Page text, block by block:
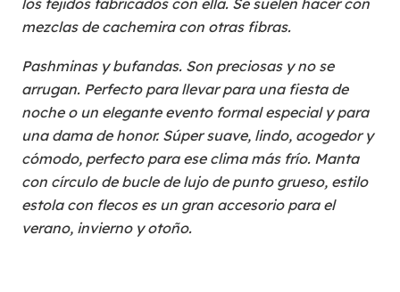
los tejidos fabricados con ella. Se suelen hacer con
mezclas de cachemira con otras fibras.
Pashminas y bufandas. Son preciosas y no se
arrugan. Perfecto para llevar para una fiesta de
noche o un elegante evento formal especial y para
una dama de honor. Súper suave, lindo, acogedor y
cómodo, perfecto para ese clima más frío. Manta
con círculo de bucle de lujo de punto grueso, estilo
estola con flecos es un gran accesorio para el
verano, invierno y otoño.